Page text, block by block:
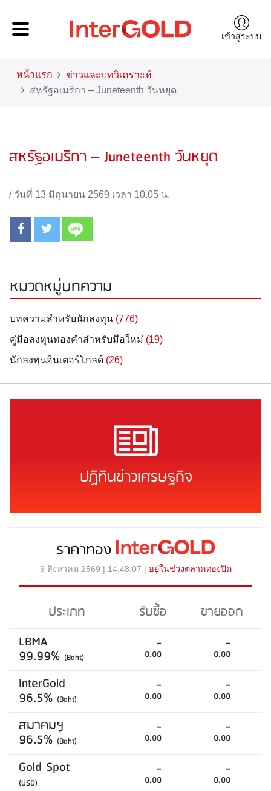
เข้าสู่ระบบ
หน้าแรก
ข่าวและบทวิเคราะห์
สหรัฐอเมริกา – Juneteenth วันหยุด
สหรัฐอเมริกา – Juneteenth วันหยุด
/ วันที่ 13 มิถุนายน 2569 เวลา 10.05 น.
หมวดหมู่บทความ
บทความสำหรับนักลงทุน (776)
คู่มือลงทุนทองคำสำหรับมือใหม่ (19)
นักลงทุนอินเตอร์โกลด์ (26)
ปฏิทินข่าวเศรษฐกิจ
ราคาทอง
9 สิงหาคม 2569 | 14:48:07 | อยู่ในช่วงตลาดทองปิด
ประเภท รับซื้อ
ขายออก
LBMA
99.99% (Baht)
-
0.00
-
0.00
InterGold
96.5% (Baht)
-
0.00
-
0.00
สมาคมฯ
96.5% (Baht)
-
0.00
-
0.00
Gold Spot
(USD)
-
0.00
-
0.00